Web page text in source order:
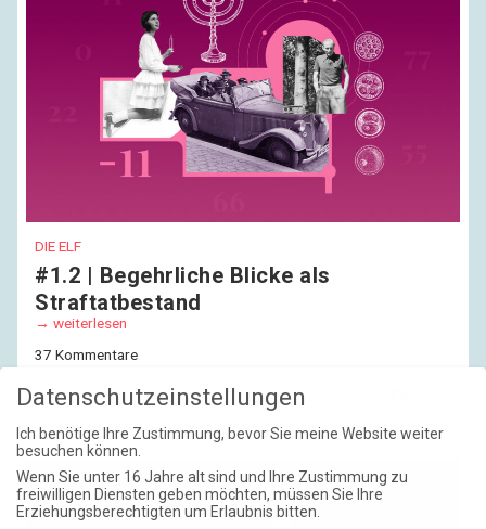
DIE ELF
#1.2 | Begehrliche Blicke als
Straftatbestand
weiterlesen
37 Kommentare
Teilen
Datenschutzeinstellungen
Ich benötige Ihre Zustimmung, bevor Sie meine Website weiter
besuchen können.
Wenn Sie unter 16 Jahre alt sind und Ihre Zustimmung zu
freiwilligen Diensten geben möchten, müssen Sie Ihre
Erziehungsberechtigten um Erlaubnis bitten.